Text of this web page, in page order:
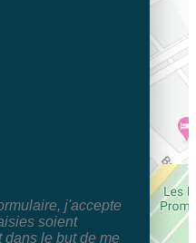
j'accepte
soient
le but de me